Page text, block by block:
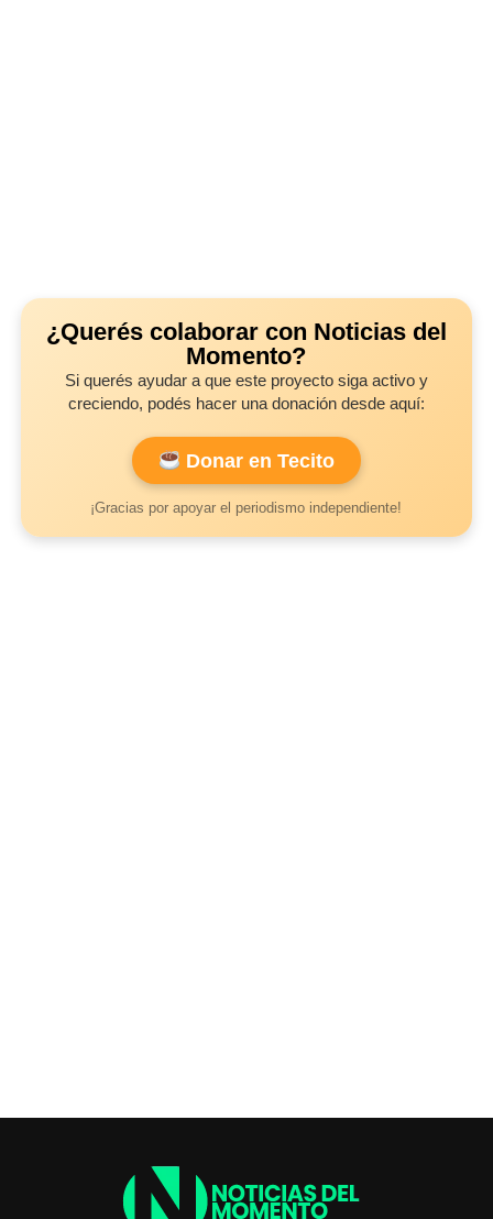
¿Querés colaborar con Noticias del
Momento?
Si querés ayudar a que este proyecto siga activo y
creciendo, podés hacer una donación desde aquí:
Donar en Tecito
¡Gracias por apoyar el periodismo independiente!